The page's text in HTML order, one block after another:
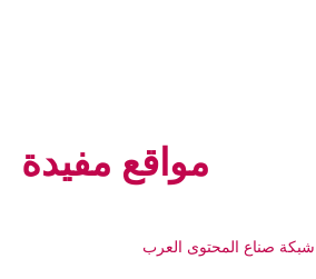
مواقع مفيدة
شبكة صناع المحتوى العرب